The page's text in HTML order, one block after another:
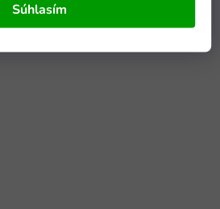
Súhlasím